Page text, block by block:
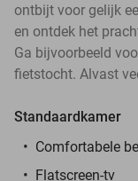
ontbijt voor gelijk
en ontdek het
Ga bijvoorbeeld
fietstocht. Alvast
Standaardkamer
Comfortabele
Flatscreen-tv